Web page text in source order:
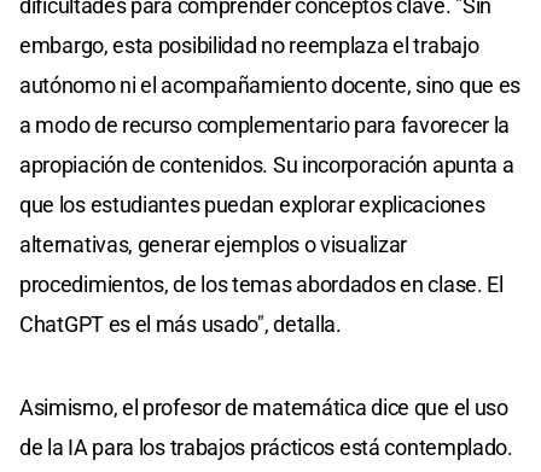
dificultades para comprender conceptos clave. "Sin
embargo, esta posibilidad no reemplaza el trabajo
autónomo ni el acompañamiento docente, sino que es
a modo de recurso complementario para favorecer la
apropiación de contenidos. Su incorporación apunta a
que los estudiantes puedan explorar explicaciones
alternativas, generar ejemplos o visualizar
procedimientos, de los temas abordados en clase. El
ChatGPT es el más usado", detalla.
Asimismo, el profesor de matemática dice que el uso
de la IA para los trabajos prácticos está contemplado.